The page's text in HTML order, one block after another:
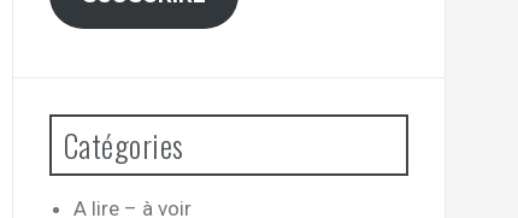
Catégories
A lire – à voir